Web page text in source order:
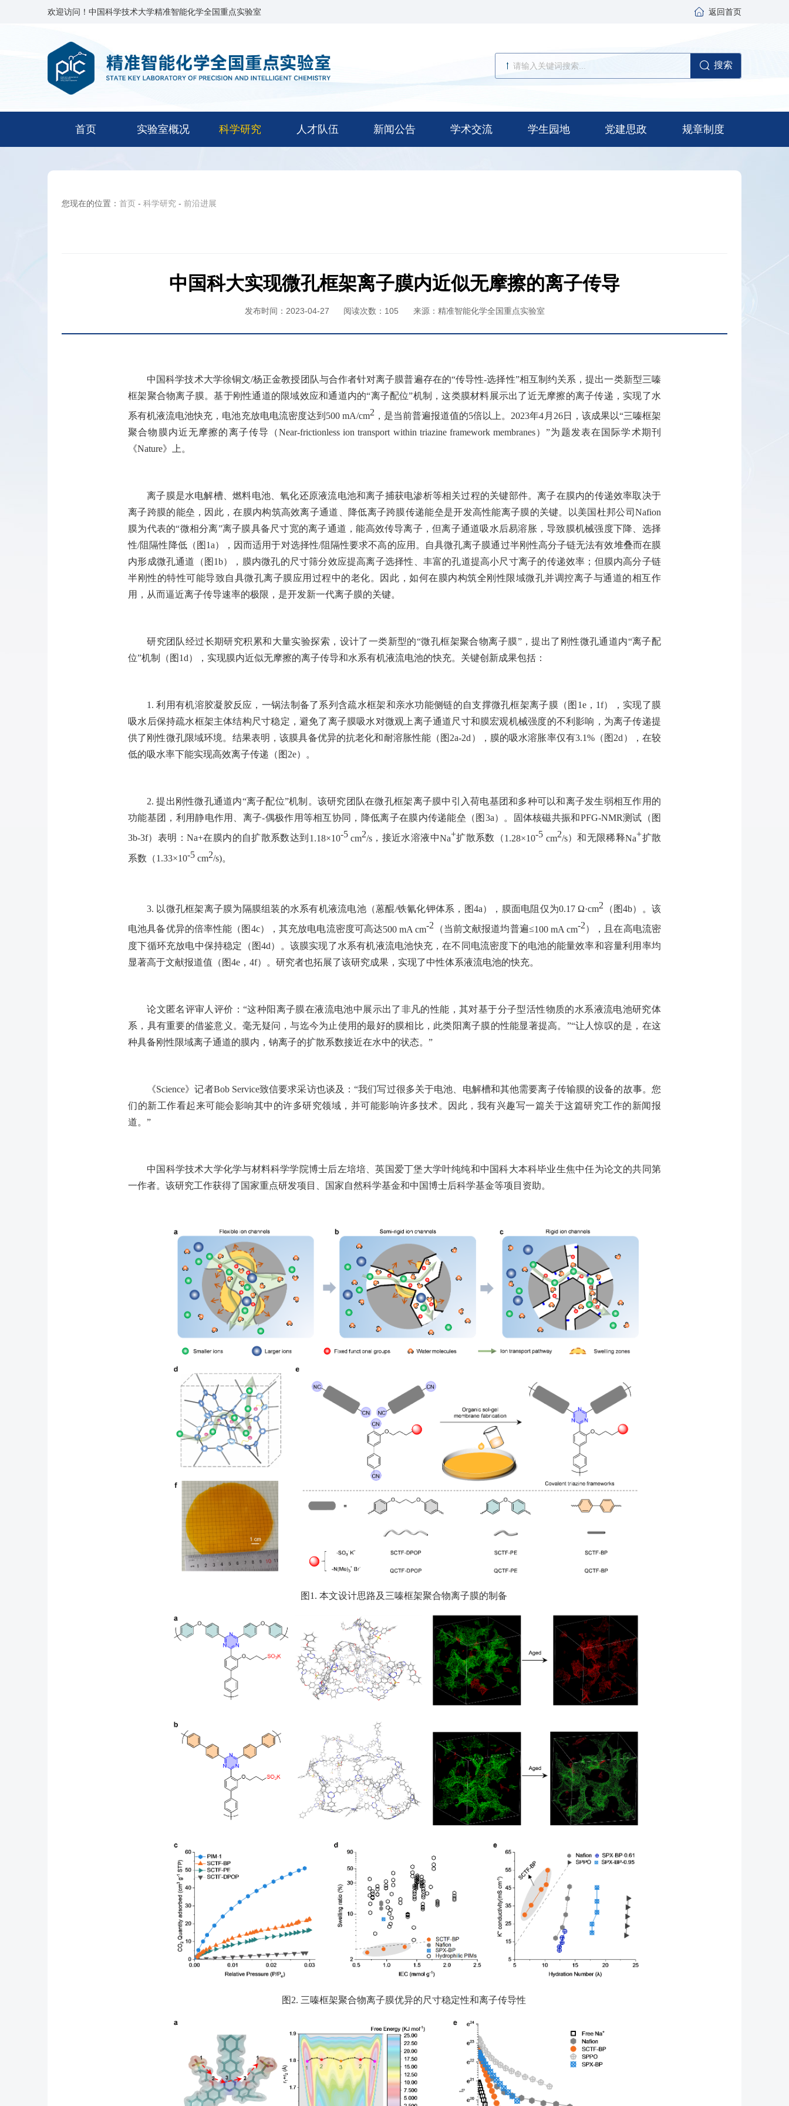
欢迎访问！中国科学技术大学精准智能化学全国重点实验室 返回首页
搜索
首页 实验室概况 科学研究 人才队伍 新闻公告 学术交流 学生园地 党建思政 规章制度
您现在的位置： 首页- 科学研究 - 前沿进展
中国科大实现微孔框架离子膜内近似无摩擦的离子传导
发布时间：2023-04-27 阅读次数： 105 来源：精准智能化学全国重点实验室
中国科学技术大学徐铜文/杨正金教授团队与合作者针对离子膜普遍存在的“传导性-选择性”相互制约关系，提出一类新型三嗪
框架聚合物离子膜。基于刚性通道的限域效应和通道内的“离子配位”机制，这类膜材料展示出了近无摩擦的离子传递，实现了水
系有机液流电池快充，电池充放电电流密度达到 500 mA/cm2，是当前普遍报道值的5倍以上。 2023年4 月 26日，该成果以“三嗪框架
聚合物膜内近无摩擦的离子传导（Near-frictionless ion transport within triazine framework membranes）”为题发表在国际学术期刊
《Nature》上。
离子膜是水电解槽、燃料电池、氧化还原液流电池和离子捕获电渗析等相关过程的关键部件。离子在膜内的传递效率取决于
离子跨膜的能垒，因此，在膜内构筑高效离子通道、降低离子跨膜传递能垒是开发高性能离子膜的关键。以美国杜邦公司 Nafion
膜为代表的“微相分离”离子膜具备尺寸宽的离子通道，能高效传导离子，但离子通道吸水后易溶胀，导致膜机械强度下降、选择
性/阻隔性降低（图 1a），因而适用于对选择性/阻隔性要求不高的应用。自具微孔离子膜通过半刚性高分子链无法有效堆叠而在膜
内形成微孔通道（图 1b），膜内微孔的尺寸筛分效应提高离子选择性、丰富的孔道提高小尺寸离子的传递效率；但膜内高分子链
半刚性的特性可能导致自具微孔离子膜应用过程中的老化。因此，如何在膜内构筑全刚性限域微孔并调控离子与通道的相互作
用，从而逼近离子传导速率的极限，是开发新一代离子膜的关键。
研究团队经过长期研究积累和大量实验探索，设计了一类新型的“微孔框架聚合物离子膜”，提出了刚性微孔通道内“离子配
位”机制（图 1d），实现膜内近似无摩擦的离子传导和水系有机液流电池的快充。关键创新成果包括：
1.利用有机溶胶凝胶反应，一锅法制备了系列含疏水框架和亲水功能侧链的自支撑微孔框架离子膜（图 1e， 1f），实现了膜
吸水后保持疏水框架主体结构尺寸稳定，避免了离子膜吸水对微观上离子通道尺寸和膜宏观机械强度的不利影响，为离子传递提
供了刚性微孔限域环境。结果表明，该膜具备优异的抗老化和耐溶胀性能（图 2a-2d ），膜的吸水溶胀率仅有3.1% （图 2d ），在较
低的吸水率下能实现高效离子传递（图 2e）。
2.提出刚性微孔通道内“离子配位”机制。该研究团队在微孔框架离子膜中引入荷电基团和多种可以和离子发生弱相互作用的
功能基团，利用静电作用、离子-偶极作用等相互协同，降低离子在膜内传递能垒（图 3a）。固体核磁共振和PFG-NMR测试（图
3b-3f）表明： Na+在膜内的自扩散系数达到 1.18×10-5cm2/s，接近水溶液中Na+扩散系数（1.28×10-5 cm2/s）和无限稀释Na+扩散
系数（1.33×10-5 cm2/s)。
3. 以微孔框架离子膜为隔膜组装的水系有机液流电池（蒽醌/铁氰化钾体系，图4a），膜面电阻仅为0.17 Ω·cm2 （图4b）。该
电池具备优异的倍率性能（图 4c），其充放电电流密度可高达500 mA cm-2 （当前文献报道均普遍≤100 mA cm-2），且在高电流密
度下循环充放电中保持稳定（图4d）。该膜实现了水系有机液流电池快充，在不同电流密度下的电池的能量效率和容量利用率均
显著高于文献报道值（图4e ，4f）。研究者也拓展了该研究成果，实现了中性体系液流电池的快充。
论文匿名评审人评价：“这种阳离子膜在液流电池中展示出了非凡的性能，其对基于分子型活性物质的水系液流电池研究体
系，具有重要的借鉴意义。毫无疑问，与迄今为止使用的最好的膜相比，此类阳离子膜的性能显著提高。”“让人惊叹的是，在这
种具备刚性限域离子通道的膜内，钠离子的扩散系数接近在水中的状态。”
《Science》记者Bob Service致信要求采访也谈及：“我们写过很多关于电池、电解槽和其他需要离子传输膜的设备的故事。您
们的新工作看起来可能会影响其中的许多研究领域，并可能影响许多技术。因此，我有兴趣写一篇关于这篇研究工作的新闻报
道。”
中国科学技术大学化学与材料科学学院博士后左培培、英国爱丁堡大学叶纯纯和中国科大本科毕业生焦中任为论文的共同第
一作者。该研究工作获得了国家重点研发项目、国家自然科学基金和中国博士后科学基金等项目资助。
图 1. 本文设计思路及三嗪框架聚合物离子膜的制备
图 2. 三嗪框架聚合物离子膜优异的尺寸稳定性和离子传导性